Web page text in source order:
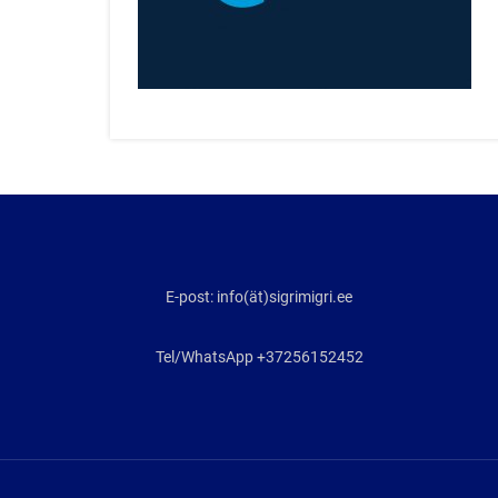
E-post: info(ät)sigrimigri.ee
Tel/WhatsApp +37256152452